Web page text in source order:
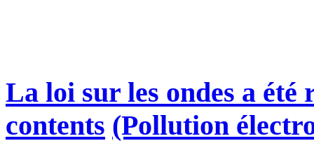
La loi sur les ondes a été
contents (Pollution